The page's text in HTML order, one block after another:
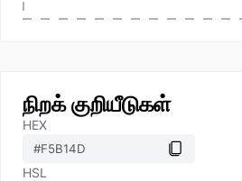
நிறக் குறியீடுகள்
HEX
HSL